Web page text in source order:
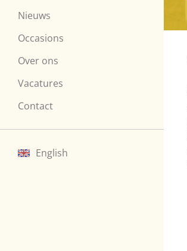
Nieuws
Occasions
Over ons
Vacatures
Contact
English